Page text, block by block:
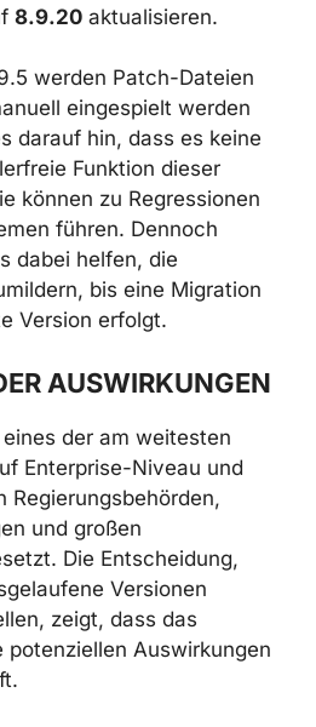
8.9.20 aktualisieren.
werden Patch-Dateien
eingespielt werden
darauf hin, dass es keine
Funktion dieser
können zu Regressionen
führen. Dennoch
dabei helfen, die
bis eine Migration
Version erfolgt.
AUSWIRKUNGEN
der am weitesten
Enterprise-Niveau und
Regierungsbehörden,
und großen
Die Entscheidung,
Versionen
zeigt, dass das
potenziellen Auswirkungen